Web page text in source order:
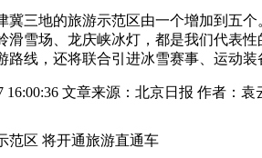
地的旅游示范区由一个增加到五个
滑雪场、龙庆峡冰灯，都是我们代表
路线，还将联合引进冰雪赛事、运动
16:00:36 文章来源： 北京日报 作者： 袁
范区 将开通旅游直通车